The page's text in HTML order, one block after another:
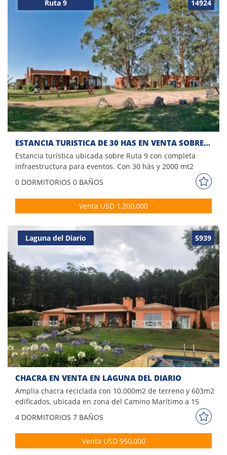
14924
Ruta 9
ESTANCIA TURISTICA DE 30 HAS EN VENTA SOBRE RUTA 9
Estancia turística ubicada sobre Ruta 9 con completa
infraestructura para eventos. Con 30 hás y 2000 mt2
cubiertos. Comodidades: - Salón de fiestas con capacidad
para 500 personas - Museo - Sala de conferencias - Piscina
- Vestuarios - Canchas deportivas - Espacios para juegos
campestres y actividades gauchas - Potreros de agua y
celular - A minutos de los principales puntos de interés Por
más información conversa con nosotros!
0 DORMITORIOS 0 BAÑOS
Venta USD 1,200,000
5939
Laguna del Diario
CHACRA EN VENTA EN LAGUNA DEL DIARIO
Amplia chacra reciclada con 10.000m2 de terreno y 603m2
edificados, ubicada en zona del Camino Marítimo a 15
minutos de Punta del Este, 3km del mar y 5km de Solanas.
Comodidades: -Amplio living con estufa a leña -Comedor
principal -Cocina con comedor diario completa -4
dormitorios en suite -7 baños -Lavadero -Dependencia de
4 DORMITORIOS 7 BAÑOS
Venta USD 950,000